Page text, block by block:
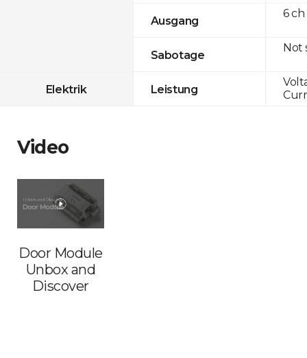
Ausgang
Sabotage
Elektrik Leistung
6 ch
Not
Video
Door Module
Unbox and
Discover